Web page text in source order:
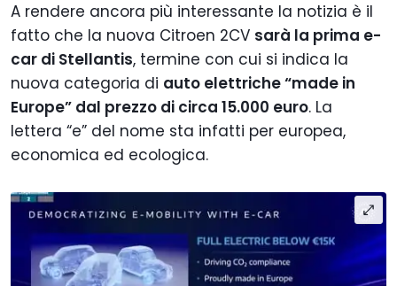
A rendere ancora più interessante la notizia è il
fatto che la nuova Citroen 2CV sarà la prima e-
car di Stellantis, termine con cui si indica la
nuova categoria di auto elettriche “made in
Europe” dal prezzo di circa 15.000 euro. La
lettera “e” del nome sta infatti per europea,
economica ed ecologica.